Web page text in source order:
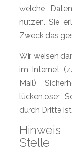
welche
nutzen. Sie
Zweck das
Wir weisen
im Internet
Mail)
lückenloser
durch Dritte
Hinweis
Stelle